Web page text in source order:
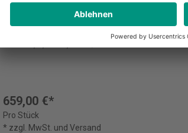
225i
Aktenvernichter Powershred® 225i,
659,00 €*
Pro Stück
* zzgl. MwSt. und Versand